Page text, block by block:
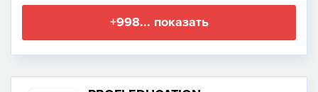
+998... показать